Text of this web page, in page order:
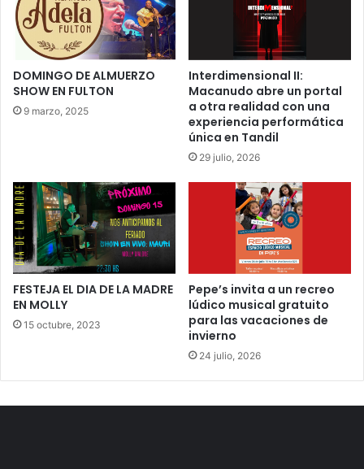
DOMINGO DE ALMUERZO
SHOW EN FULTON
9 marzo, 2025
Interdimensional II:
Macanudo abre un portal
a otra realidad con una
experiencia performática
única en Tandil
29 julio, 2026
FESTEJA EL DIA DE LA MADRE
EN MOLLY
15 octubre, 2023
Pepe’s invita a un recreo
lúdico musical gratuito
para las vacaciones de
invierno
24 julio, 2026